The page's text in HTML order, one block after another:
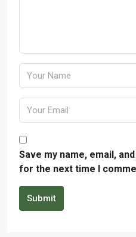
Save my name, email,
for the next time I
Submit